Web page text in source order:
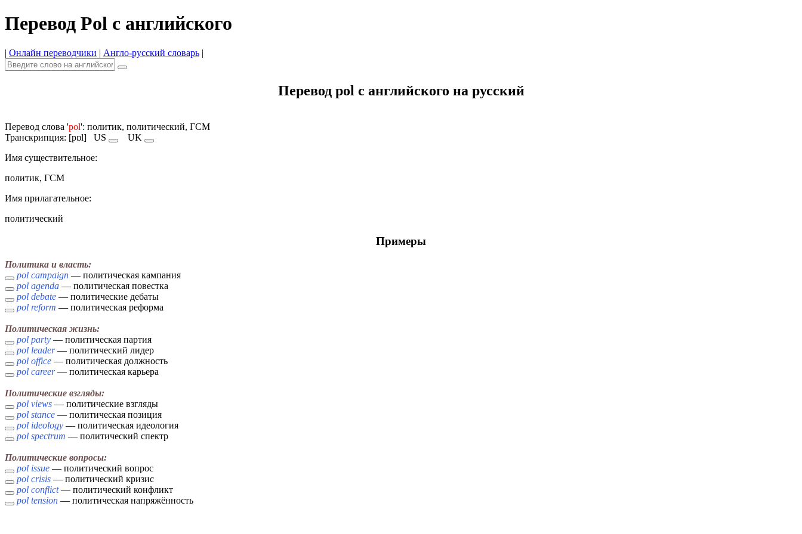
Перевод Pol с английского
| Онлайн переводчики | Англо-русский словарь |
Перевод pol с английского на русский
Перевод слова 'pol': политик, политический, ГСМ
Транскрипция: [pɒl] US
UK
Имя существительное:
политик, ГСМ
Имя прилагательное:
политический
Примеры
Политика и власть:
pol campaign — политическая кампания
pol agenda — политическая повестка
pol debate — политические дебаты
pol reform — политическая реформа
Политическая жизнь:
pol party — политическая партия
pol leader— политический лидер
pol office — политическая должность
pol career— политическая карьера
Политические взгляды:
pol views — политические взгляды
pol stance — политическая позиция
pol ideology — политическая идеология
pol spectrum — политический спектр
Политические вопросы:
pol issue — политический вопрос
pol crisis — политический кризис
pol conflict— политический конфликт
pol tension — политическая напряжённость